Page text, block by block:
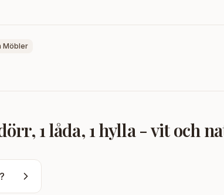
Möbler
1 låda, 1 hylla - vit och
?